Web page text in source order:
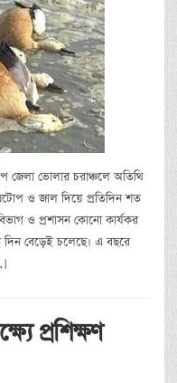
জেলা ভোলার চরাঞ্চলে অতিথি
ও জাল দিয়ে প্রতিদিন শত
ও প্রশাসন কোনো কার্যকর
দিন বেড়েই চলেছে। এ বছরে
প্রশিক্ষণ